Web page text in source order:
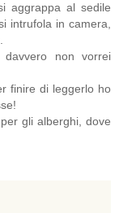
aggrappa al sedile
intrufola in camera,
non vorrei
finire di leggerlo ho
gli alberghi, dove